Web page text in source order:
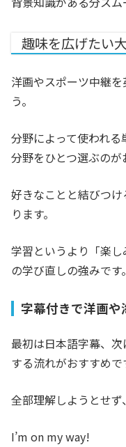
趣味を広げたい
洋画やスポーツ中継
う。
分野によって使われ
分野をひとつ選ぶのが
好きなことと結びつ
ります。
学習というより「楽
の学び直しの強みです。
字幕付きで洋画や
最初は日本語字幕、
する流れがおすすめで
全部理解しようとせず、
I’m on my way!